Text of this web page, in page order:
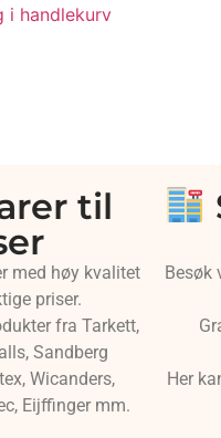
i handlekurv
til
med høy kvalitet
priser.
fra Tarkett,
Sandberg
Wicanders,
Eijffinger mm.
Besøk
Her